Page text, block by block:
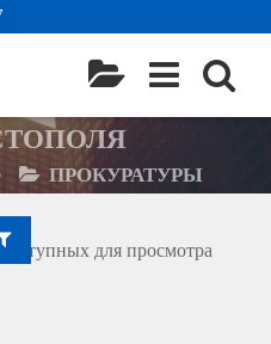
ПРОКУРАТУРЫ
для просмотра